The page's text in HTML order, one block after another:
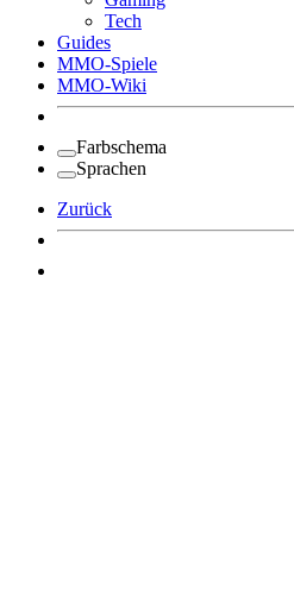
Tech
Guides
MMO-Spiele
MMO-Wiki
Farbschema
Sprachen
Zurück